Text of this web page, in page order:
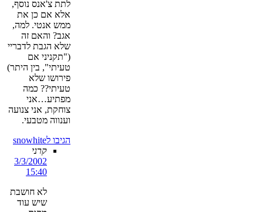
לתת צ'אנס נוסף,
אלא אם כן את
ממש אנטי. למה,
אגב? והאם זה
שלא הגבת לדבריי
("תקניני אם
טעיתי", בין היתר)
פירושו שלא
טעיתי?? כמה
מפתיע…אני
צוחקת, אני צנועה
וענווה מטבעי.
הגיבו לsnowhite
קרני
3/3/2002
15:40
לא חושבת
שיש עוד